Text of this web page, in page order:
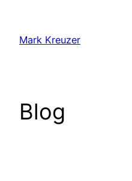
springen
Mark Kreuzer
Blog